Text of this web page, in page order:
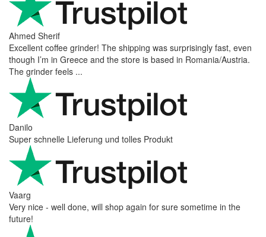
Ahmed Sherif
Excellent coffee grinder! The shipping was surprisingly fast, even
though I’m in Greece and the store is based in Romania/Austria.
The grinder feels ...
Danilo
Super schnelle Lieferung und tolles Produkt
Vaarg
Very nice - well done, will shop again for sure sometime in the
future!